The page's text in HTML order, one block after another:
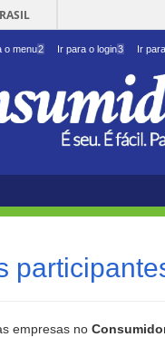
o menu2 Ir para o login3 Ir
empresas no